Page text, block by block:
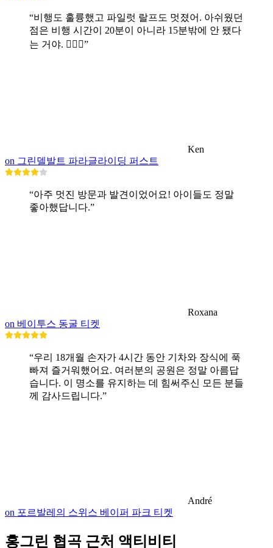
“비행도 훌륭했고 파일럿 랄프도 멋졌어. 아쉬웠던
점은 비행 시간이 20분이 아니라 15분밖에 안 됐다
는 거야. 🤷🏼‍♂️”
Ken
on 그린델발트 파라글라이딩 퍼스트
“아주 멋진 방문과 발견이었어요! 아이들도 정말
좋아했답니다.”
Roxana
on 베이투스 동굴 티켓
“우리 18개월 손자가 4시간 동안 기차와 장식에 푹
빠져 즐거워했어요. 여러분의 공원은 정말 아름답
습니다. 이 명소를 유지하는 데 힘써주신 모든 분들
께 감사드립니다.”
André
on 포르발레의 스위스 베이퍼 파크 티켓
홍그린 협곡 근처 액티비티